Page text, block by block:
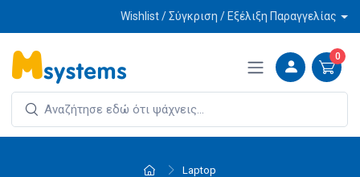
Wishlist / Σύγκριση / Εξέλιξη Παραγγελίας
0
Laptop